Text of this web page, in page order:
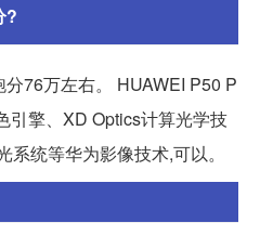
?
76万左右。 HUAWEI P50 P
引擎、XD Optics计算光学技
统等华为影像技术,可以。